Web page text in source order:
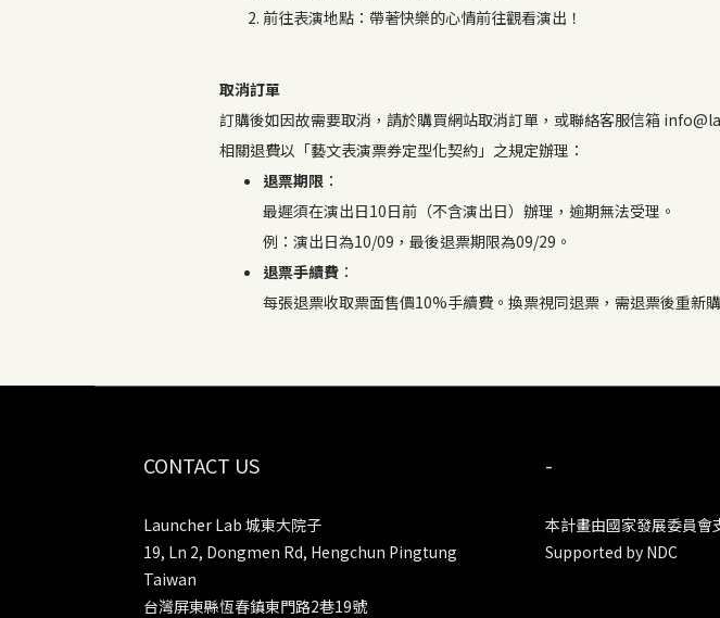
前往表演地點：帶著快樂的心情前往觀看演出！
取消訂單
訂購後如因故需要取消，請於購買網站取消訂單，或聯絡客服信箱
相關退費以「藝文表演票券定型化契約」之規定辦理：
退票期限：
最遲須在演出日10日前（不含演出日）辦理，逾期無法受理。
例：演出日為10/09，最後退票期限為09/29。
退票手續費：
每張退票收取票面售價10%手續費。換票視同退票，需退票後重新購
CONTACT US
Launcher Lab 城東大院子
19, Ln 2, Dongmen Rd, Hengchun Pingtung
Taiwan
台灣屏東縣恆春鎮東門路2巷19號
-
本計畫由國家發展委員會
Supported by NDC